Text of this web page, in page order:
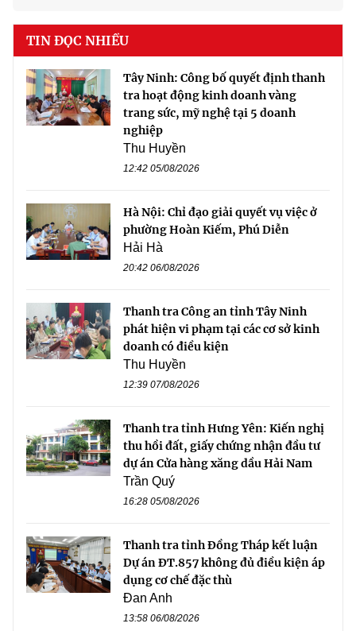
TIN ĐỌC NHIỀU
Tây Ninh: Công bố quyết định thanh
tra hoạt động kinh doanh vàng
trang sức, mỹ nghệ tại 5 doanh
nghiệp
Thu Huyền
12:42 05/08/2026
Hà Nội: Chỉ đạo giải quyết vụ việc ở
phường Hoàn Kiếm, Phú Diễn
Hải Hà
20:42 06/08/2026
Thanh tra Công an tỉnh Tây Ninh
phát hiện vi phạm tại các cơ sở kinh
doanh có điều kiện
Thu Huyền
12:39 07/08/2026
Thanh tra tỉnh Hưng Yên: Kiến nghị
thu hồi đất, giấy chứng nhận đầu tư
dự án Cửa hàng xăng dầu Hải Nam
Trần Quý
16:28 05/08/2026
Thanh tra tỉnh Đồng Tháp kết luận
Dự án ĐT.857 không đủ điều kiện áp
dụng cơ chế đặc thù
Đan Anh
13:58 06/08/2026